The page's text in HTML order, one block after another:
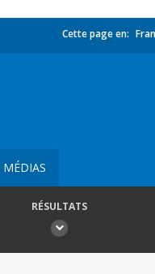
Cette page en:
MÉDIAS
RÉSULTATS